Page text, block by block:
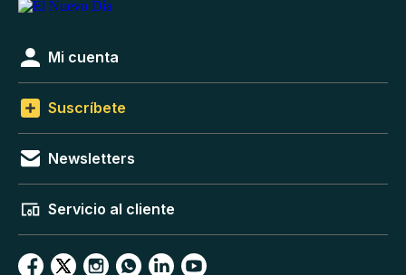
Mi cuenta
Suscríbete
Newsletters
Servicio al cliente